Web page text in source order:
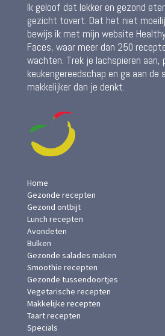
Ik geloof dat lekker en gezond
gezicht tovert. Dat het niet
bewijs ik met mijn website
Faces, waar meer dan 250
wachten. Trek je lachspieren aan,
keukengereedschap en ga aan de
makkelijker dan je denkt.
Home
Gezonde recepten
Gezond ontbijt
Lunch recepten
Avondeten
Bulken
Gezonde salades maken
Smoothie recepten
Gezonde tussendoortjes
Vegetarische recepten
Makkelijke recepten
Taart recepten
Specials